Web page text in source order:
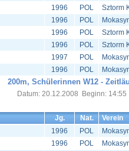
1996 POL
Sztorm
1996 POL
1996 POL
Sztorm
1996 POL
Sztorm
1997 POL
1996 POL
200m, Schülerinnen W12 -
Datum: 20.12.2008 Beginn: 14:55
Jg. Nat.
Verein
1996 POL
1996 POL